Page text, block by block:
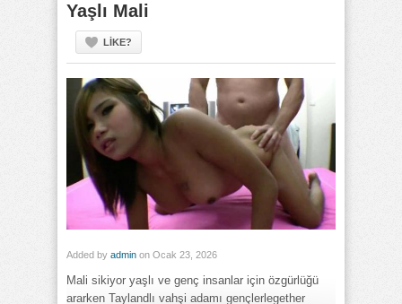
Yaşlı Mali
LIKE?
Added by admin on Ocak 23, 2026
Mali sikiyor yaşlı ve genç insanlar için özgürlüğü
ararken Taylandlı vahşi adamı gençlerlegether